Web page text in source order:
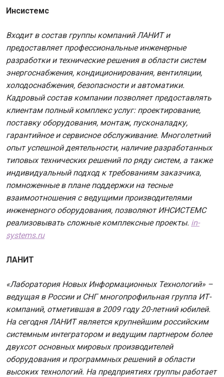
Инсистемс
Входит в состав группы компаний ЛАНИТ и
предоставляет профессиональные инженерные
разработки и технические решения в области систем
энергоснабжения, кондиционирования, вентиляции,
холодоснабжения, безопасности и автоматики.
Кадровый состав компании позволяет предоставлять
клиентам полный комплекс услуг: проектирование,
поставку оборудования, монтаж, пусконаладку,
гарантийное и сервисное обслуживание. Многолетний
опыт успешной деятельности, наличие разработанных
типовых технических решений по ряду систем, а также
индивидуальный подход к требованиям заказчика,
помноженные в плане поддержки на тесные
взаимоотношения с ведущими производителями
инженерного оборудования, позволяют ИНСИСТЕМС
реализовывать сложные комплексные проекты. in-
systems.ru
ЛАНИТ
«Лаборатория Новых Информационных Технологий» –
ведущая в России и СНГ многопрофильная группа ИТ-
компаний, отметившая в 2009 году 20-летний юбилей.
На сегодня ЛАНИТ является крупнейшим российским
системным интегратором и ведущим партнером более
двухсот основных мировых производителей
оборудования и программных решений в области
высоких технологий. На предприятиях группы работает